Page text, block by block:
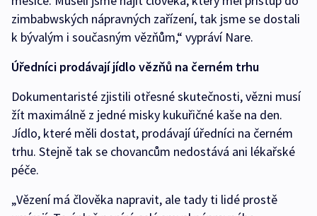
zimbabwských nápravných zařízení, tak jsme se dostali
k bývalým i současným vězňům,“ vypráví Nare.
Úředníci prodávají jídlo vězňů na černém trhu
Dokumentaristé zjistili otřesné skutečnosti, vězni musí
žít maximálně z jedné misky kukuřičné kaše na den.
Jídlo, které měli dostat, prodávají úředníci na černém
trhu. Stejně tak se chovancům nedostává ani lékařské
péče.
„Vězení má člověka napravit, ale tady ti lidé prostě